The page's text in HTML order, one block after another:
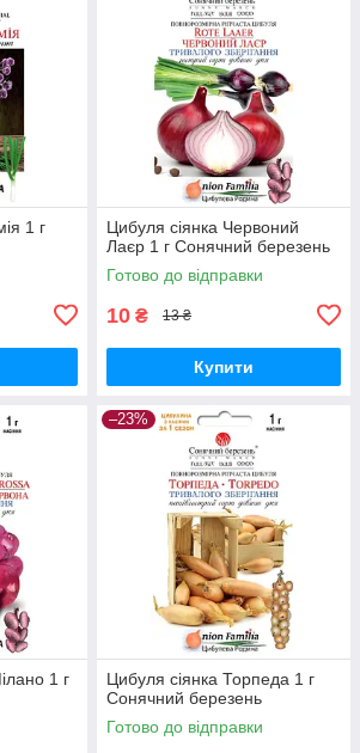
1 г
Цибуля сіянка Червоний
Лаєр 1 г Сонячний березень
Готово до відправки
10 ₴ 13 ₴
Купити
1 г
–23%
Цибуля сіянка Торпеда 1 г
Сонячний березень
Готово до відправки